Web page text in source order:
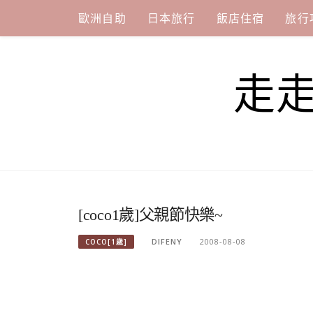
content
歐洲自助 日本旅行 飯店住宿 旅行
走
[coco1歲]父親節快樂~
COCO[1歲] DIFENY 2008-08-08